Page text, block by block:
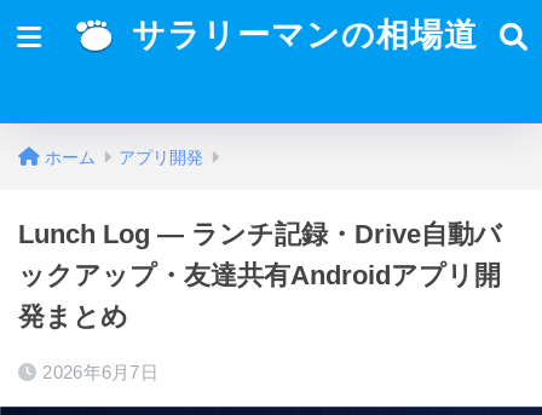
サラリーマンの相場道
ホーム アプリ開発
Lunch Log — ランチ記録・Drive自動バ
ックアップ・友達共有Androidアプリ開
発まとめ
2026年6月7日